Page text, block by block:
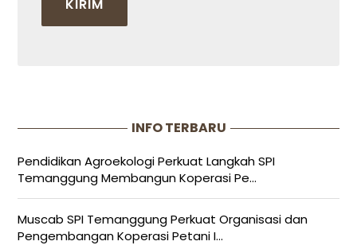
INFO TERBARU
Pendidikan Agroekologi Perkuat Langkah SPI
Temanggung Membangun Koperasi Pe...
Muscab SPI Temanggung Perkuat Organisasi dan
Pengembangan Koperasi Petani I...